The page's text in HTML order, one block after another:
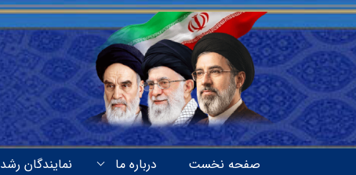
صفحه نخست درباره ما نمایندگان رشد